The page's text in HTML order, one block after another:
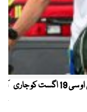
کیریبین پریمیئر لیگ ، قومی کرکٹرز کو این او سی 19 اگست کو جاری